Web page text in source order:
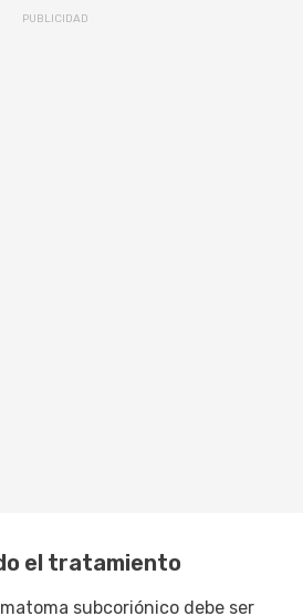
el tratamiento
subcoriónico debe ser